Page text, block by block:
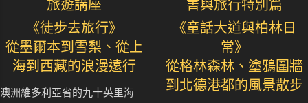
旅遊講座
《徒步去旅行》
從墨爾本到雪梨、從上
海到西藏的浪漫遠行
澳洲維多利亞省的九十英里海
書與旅行特別篇
《童話大道與柏林日
常》
從格林森林、塗鴉圍牆
到北德港都的風景散步